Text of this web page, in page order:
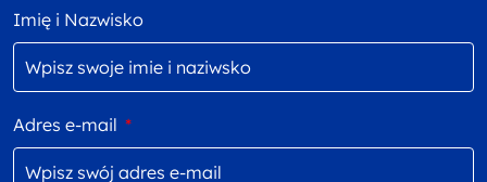
Imię i Nazwisko
Adres e-mail *